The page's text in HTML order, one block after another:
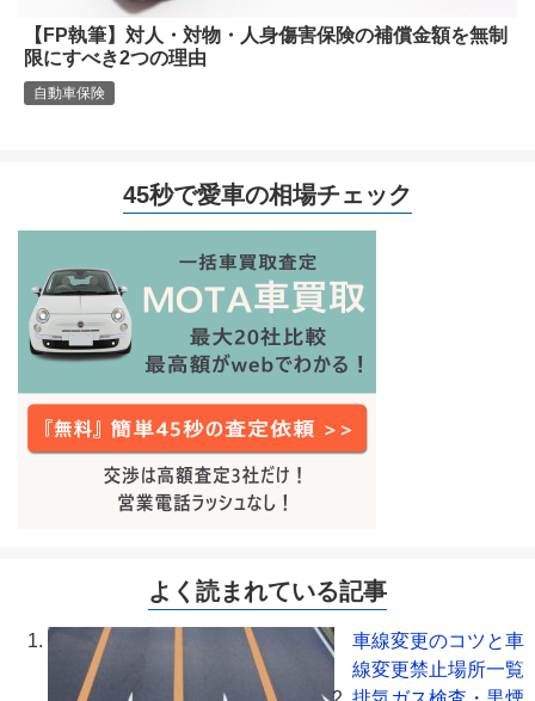
【FP執筆】対人・対物・人身傷害保険の補償金額を無制
限にすべき2つの理由
自動車保険
45秒で愛車の相場チェック
よく読まれている記事
車線変更のコツと車
線変更禁止場所一覧